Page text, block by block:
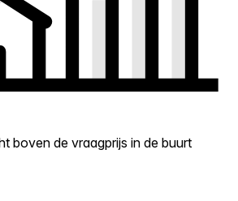
boven de vraagprijs in de buurt